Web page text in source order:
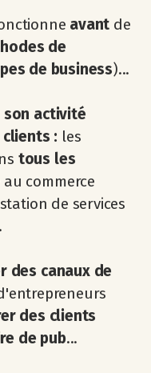
avant de
de
de business)...
son activité
: les
tous les
commerce
de services
des canaux de
des clients
de pub...